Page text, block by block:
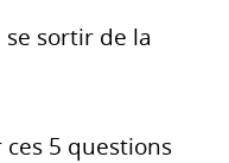
sortir de la
ces 5 questions